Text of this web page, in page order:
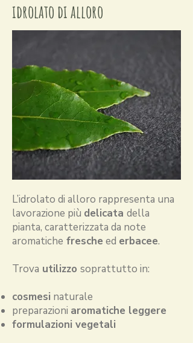
idrolato di alloro
L’idrolato di alloro rappresenta una
lavorazione più delicata della
pianta, caratterizzata da note
aromatiche fresche ed erbacee.
Trova utilizzo soprattutto in:
cosmesi naturale
preparazioni aromatiche leggere
formulazioni vegetali